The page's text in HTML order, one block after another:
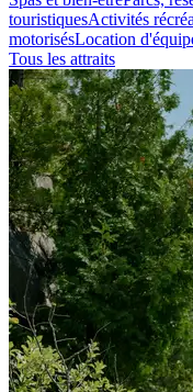
touristiquesActivités
motorisésLocation
Tous les attraits